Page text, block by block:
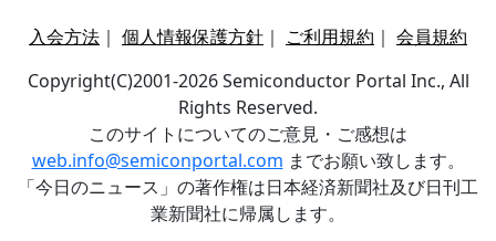
入会方法 ｜ 個人情報保護方針 ｜ ご利用規約 ｜ 会員規約
Copyright(C)2001-2026 Semiconductor Portal Inc., All
Rights Reserved.
このサイトについてのご意見・ご感想は
web.info@semiconportal.com までお願い致します。
「今日のニュース」の著作権は日本経済新聞社及び日刊工
業新聞社に帰属します。